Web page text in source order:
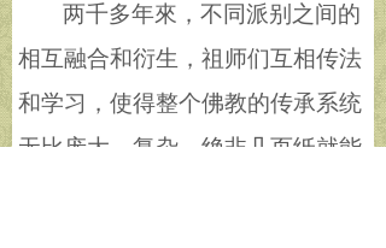
两千多年來，不同派别之间的
相互融合和衍生，祖师们互相传法
和学习，使得整个佛教的传承系统
无比庞大、复杂，绝非几页纸就能